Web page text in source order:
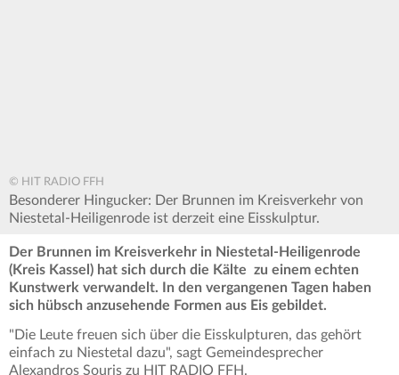
© HIT RADIO FFH
Besonderer Hingucker: Der Brunnen im Kreisverkehr von
Niestetal-Heiligenrode ist derzeit eine Eisskulptur.
Der Brunnen im Kreisverkehr in Niestetal-Heiligenrode
(Kreis Kassel) hat sich durch die Kälte zu einem echten
Kunstwerk verwandelt. In den vergangenen Tagen haben
sich hübsch anzusehende Formen aus Eis gebildet.
"Die Leute freuen sich über die Eisskulpturen, das gehört
einfach zu Niestetal dazu", sagt Gemeindesprecher
Alexandros Souris zu HIT RADIO FFH.